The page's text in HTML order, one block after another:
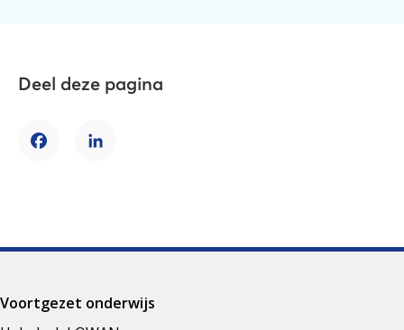
Deel deze pagina
FacebookLinkedIn
Voortgezet onderwijs